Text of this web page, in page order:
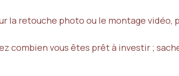
la retouche photo ou le montage vidéo,
combien vous êtes prêt à investir ;